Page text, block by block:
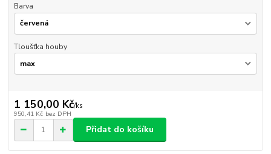
Barva
Tloušťka houby
1 150,00 Kč/ks
950,41 Kč bez DPH
Přidat do košíku